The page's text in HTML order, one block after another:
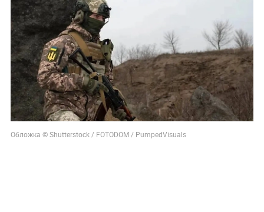
Обложка © Shutterstock / FOTODOM / PumpedVisuals